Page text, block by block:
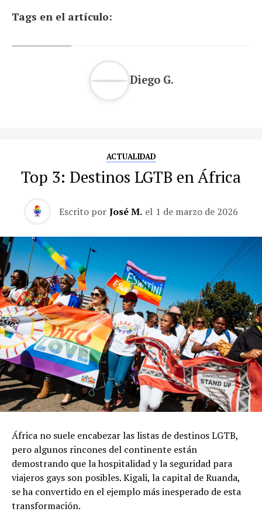
Tags en el artículo:
Diego G.
ACTUALIDAD
Top 3: Destinos LGTB en África
Escrito por José M. el 1 de marzo de 2026
África no suele encabezar las listas de destinos LGTB,
pero algunos rincones del continente están
demostrando que la hospitalidad y la seguridad para
viajeros gays son posibles. Kigali, la capital de Ruanda,
se ha convertido en el ejemplo más inesperado de esta
transformación.